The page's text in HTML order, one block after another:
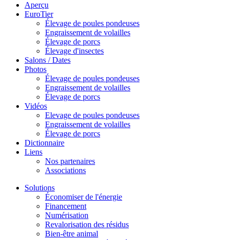
Aperçu
EuroTier
Élevage de poules pondeuses
Engraissement de volailles
Élevage de porcs
Élevage d'insectes
Salons / Dates
Photos
Élevage de poules pondeuses
Engraissement de volailles
Élevage de porcs
Vidéos
Elevage de poules pondeuses
Engraissement de volailles
Élevage de porcs
Dictionnaire
Liens
Nos partenaires
Associations
Solutions
Économiser de l'énergie
Financement
Numérisation
Revalorisation des résidus
Bien-être animal